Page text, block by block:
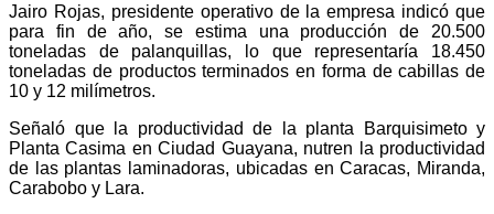
Jairo Rojas, presidente operativo de la empresa indicó que
para fin de año, se estima una producción de 20.500
toneladas de palanquillas, lo que representaría 18.450
toneladas de productos terminados en forma de cabillas de
10 y 12 milímetros.
Señaló que la productividad de la planta Barquisimeto y
Planta Casima en Ciudad Guayana, nutren la productividad
de las plantas laminadoras, ubicadas en Caracas, Miranda,
Carabobo y Lara.